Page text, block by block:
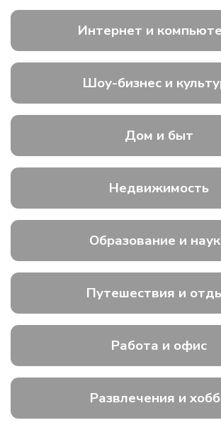
Интернет и
Шоу-бизнес и
Дом и быт
Недвижимость
Образование и
Путешествия и
Работа и офис
Развлечения и